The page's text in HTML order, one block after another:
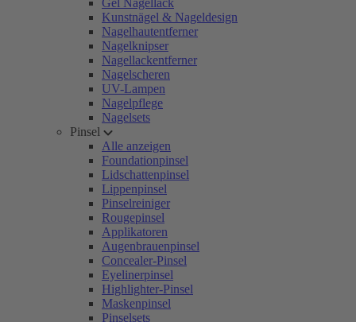
Gel Nagellack
Kunstnägel & Nageldesign
Nagelhautentferner
Nagelknipser
Nagellackentferner
Nagelscheren
UV-Lampen
Nagelpflege
Nagelsets
Pinsel
Alle anzeigen
Foundationpinsel
Lidschattenpinsel
Lippenpinsel
Pinselreiniger
Rougepinsel
Applikatoren
Augenbrauenpinsel
Concealer-Pinsel
Eyelinerpinsel
Highlighter-Pinsel
Maskenpinsel
Pinselsets